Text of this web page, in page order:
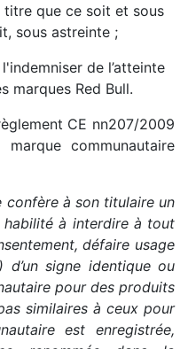
titre que ce soit et sous
sous astreinte ;
de l’atteinte
marques Red Bull.
CE nn207/2009
communautaire
confère à son titulaire un
à interdire à tout
défaire usage
d’un signe identique ou
pour des produits
similaires à ceux pour
est enregistrée,